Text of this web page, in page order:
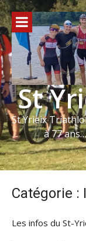
Aller
au
contenu
St
St Yrieix
à 77
Catégorie :
Les infos du St-